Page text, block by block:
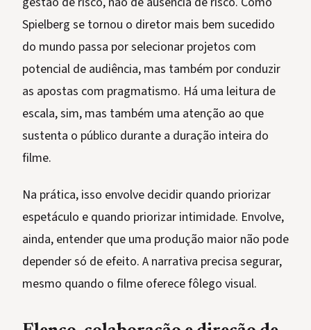
Spielberg se tornou o diretor mais bem sucedido
do mundo passa por selecionar projetos com
potencial de audiência, mas também por conduzir
as apostas com pragmatismo. Há uma leitura de
escala, sim, mas também uma atenção ao que
sustenta o público durante a duração inteira do
filme.
Na prática, isso envolve decidir quando priorizar
espetáculo e quando priorizar intimidade. Envolve,
ainda, entender que uma produção maior não pode
depender só de efeito. A narrativa precisa segurar,
mesmo quando o filme oferece fôlego visual.